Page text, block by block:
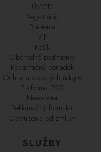
ÚVOD
Registrácia
Poistenie
VIP
Košík
Obchodné podmienky
Reklamačný poriadok
Ochrana osobných údajov
Platforma RSO
Newsletter
Reklamačný formulár
Odstúpenie od zmluvy
SLUŽBY